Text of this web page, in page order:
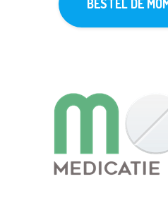
BESTEL DE